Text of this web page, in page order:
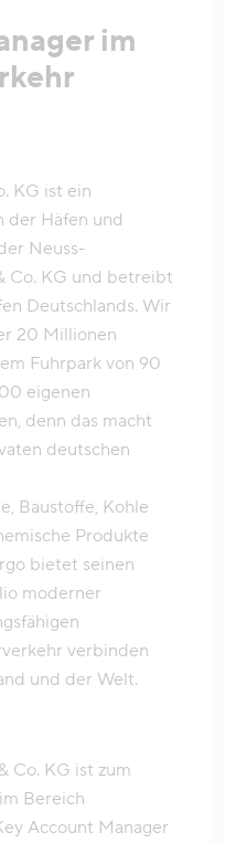
im
KG ist ein
der Häfen und
Neuss-
Co. KG und betreibt
Deutschlands. Wir
20 Millionen
Fuhrpark von 90
eigenen
denn das macht
deutschen
Baustoffe, Kohle
Produkte
bietet seinen
moderner
verbinden
und der Welt.
Co. KG ist zum
Bereich
Account Manager